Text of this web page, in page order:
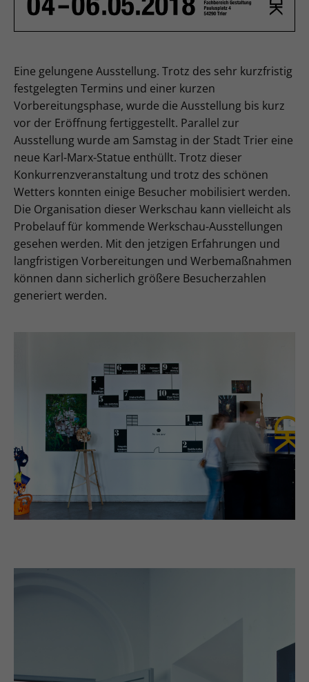
Eine gelungene Ausstellung. Trotz des sehr kurzfristig
festgelegten Termins und einer kurzen
Vorbereitungsphase, wurde die Ausstellung bis kurz
vor der Eröffnung fertiggestellt. Parallel zur
Ausstellung wurde am Samstag in der Stadt Trier eine
neue Karl-Marx-Statue enthüllt. Trotz dieser
Konkurrenzveranstaltung und trotz des schönen
Wetters konnten einige Besucher mobilisiert werden.
Die Organisation dieser Werkschau kann vielleicht als
Probelauf für kommende Werkschau-Ausstellungen
gesehen werden. Mit den jetzigen Erfahrungen und
langfristigen Vorbereitungen und Werbemaßnahmen
können dann sicherlich größere Besucherzahlen
generiert werden.